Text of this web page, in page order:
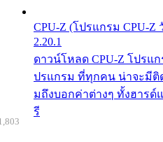
CPU-Z (โปรแกรม CPU-Z
2.20.1
ดาวน์โหลด CPU-Z โปรแ
ปรแกรม ที่ทุกคน น่าจะมีติด
มถึงบอกค่าต่างๆ ทั้งฮารด์
รี